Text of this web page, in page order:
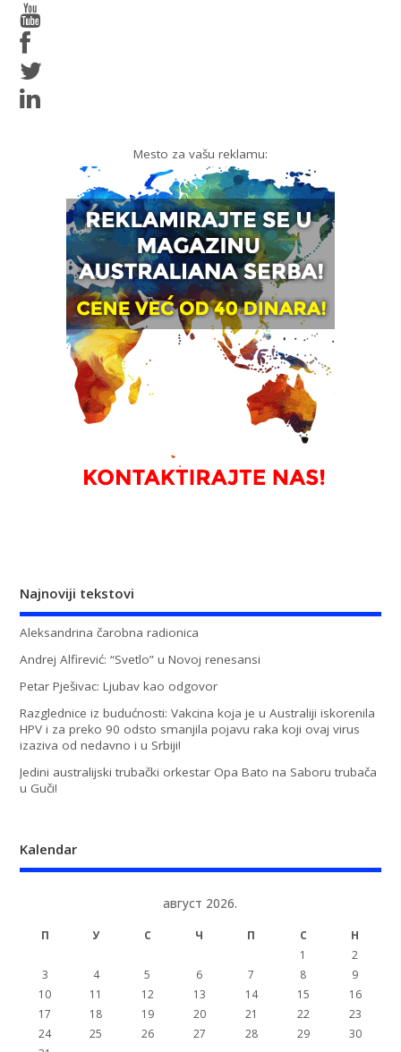
Mesto za vašu reklamu:
Najnoviji tekstovi
Aleksandrina čarobna radionica
Andrej Alfirević: “Svetlo” u Novoj renesansi
Petar Pješivac: Ljubav kao odgovor
Razglednice iz budućnosti: Vakcina koja je u Australiji iskorenila
HPV i za preko 90 odsto smanjila pojavu raka koji ovaj virus
izaziva od nedavno i u Srbiji!
Jedini australijski trubački orkestar Opa Bato na Saboru trubača
u Guči!
Kalendar
август 2026.
П У С Ч П С
Н
1
2
3
4 5 6 7 8
9
10
11 12 13 14 15
16
17
18 19 20 21 22
23
24
25 26 27 28 29
30